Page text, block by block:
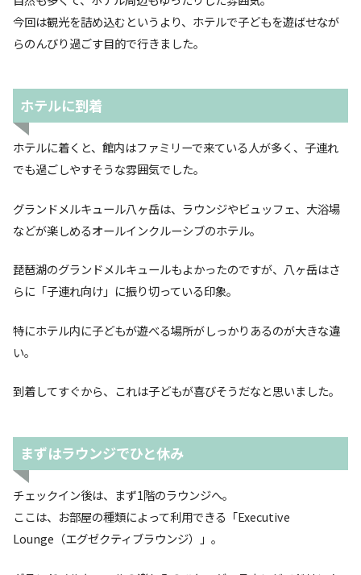
今回は観光を詰め込むというより、ホテルで子どもを遊ばせなが
らのんびり過ごす目的で行きました。
ホテルに到着
ホテルに着くと、館内はファミリーで来ている人が多く、子連れ
でも過ごしやすそうな雰囲気でした。
グランドメルキュール八ヶ岳は、ラウンジやビュッフェ、大浴場
などが楽しめるオールインクルーシブのホテル。
琵琶湖のグランドメルキュールもよかったのですが、八ヶ岳はさ
らに「子連れ向け」に振り切っている印象。
特にホテル内に子どもが遊べる場所がしっかりあるのが大きな違
い。
到着してすぐから、これは子どもが喜びそうだなと思いました。
まずはラウンジでひと休み
チェックイン後は、まず1階のラウンジへ。
ここは、お部屋の種類によって利用できる「Executive
Lounge（エグゼクティブラウンジ）」。